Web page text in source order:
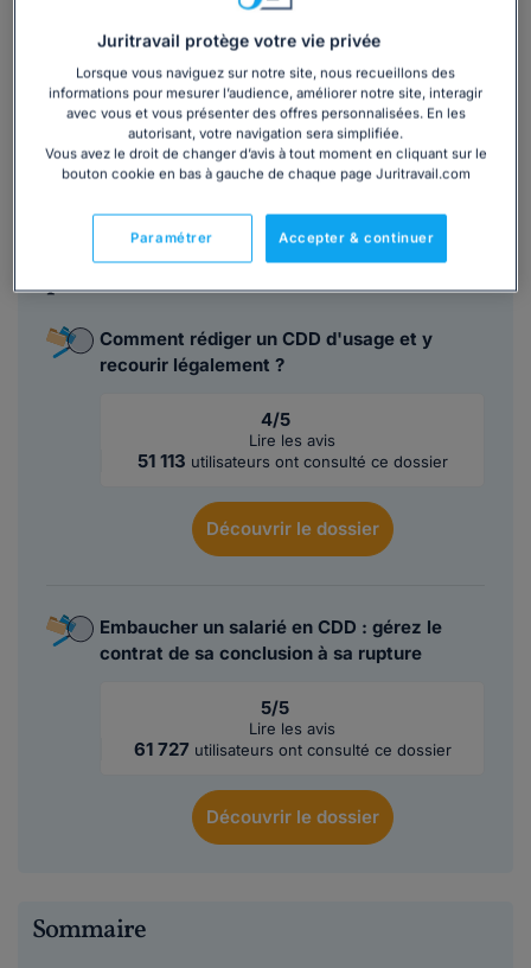
rédigé par un de nos juristes
prêt à l'emploi et facile à compléter
téléchargement immédiat
éviter les erreurs juridiques
Lire la suite
modèle de contrat
est inclus dans
plusieurs dossiers :
Comment rédiger un CDD d'usage et y
recourir légalement ?
4/5
Lire les avis
51 113 utilisateurs ont consulté ce dossier
Découvrirle dossier
Embaucher un salarié en CDD : gérez le
contrat de sa conclusion à sa rupture
5/5
Lire les avis
61 727 utilisateurs ont consulté ce dossier
Découvrirle dossier
Sommaire
Juritravail protège votre vie privée
Lorsque vous naviguez sur notre site, nous recueillons des
informations pour mesurer l’audience, améliorer notre site, interagir
avec vous et vous présenter des offres personnalisées. En les
autorisant, votre navigation sera simplifiée.
Vous avez le droit de changer d’avis à tout moment en cliquant sur le
bouton cookie en bas à gauche de chaque page Juritravail.com
Accepter & continuer
Paramétrer